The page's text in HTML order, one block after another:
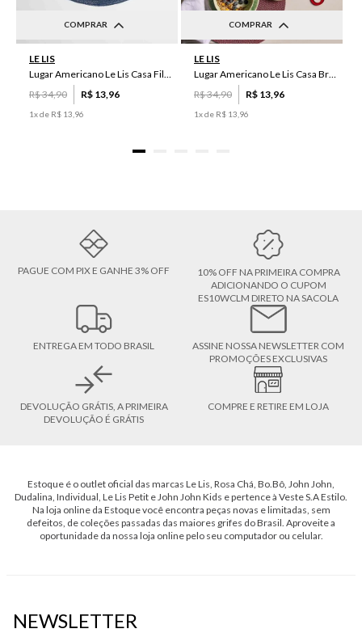
COMPRAR
LE LIS
Lugar Americano Le Lis Casa Filipa
R$34,90 R$ 13 96
1x de R$ 13 96
COMPRAR
LE LIS
Lugar Americano Le Lis Casa Brenda
R$34,90 R$ 13 96
1x de R$ 13 96
PAGUE COM PIX E GANHE 3% OFF
10% OFF NA PRIMEIRA COMPRA
ADICIONANDO O CUPOM
ES10WCLM DIRETO NA SACOLA
ENTREGA EM TODO BRASIL
ASSINE NOSSA NEWSLETTER COM
PROMOÇÕES EXCLUSIVAS
DEVOLUÇÃO GRÁTIS, A PRIMEIRA
DEVOLUÇÃO É GRÁTIS
COMPRE E RETIRE EM LOJA
Estoque é o outlet oficial das marcas Le Lis, Rosa Chá, Bo.Bô, John John,
Dudalina, Individual, Le Lis Petit e John John Kids e pertence à Veste S.A Estilo.
Na loja online da Estoque você encontra peças novas e limitadas, sem
defeitos, de coleções passadas das maiores grifes do Brasil. Aproveite a
oportunidade da nossa loja online pelo seu computador ou celular.
NEWSLETTER